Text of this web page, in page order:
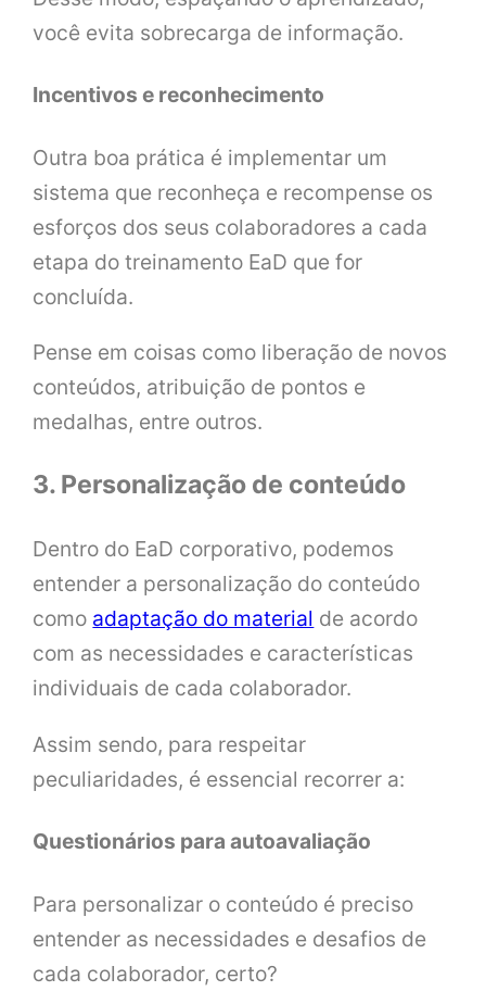
você evita sobrecarga de informação.
Incentivos e reconhecimento
Outra boa prática é implementar um
sistema que reconheça e recompense os
esforços dos seus colaboradores a cada
etapa do treinamento EaD que for
concluída.
Pense em coisas como liberação de novos
conteúdos, atribuição de pontos e
medalhas, entre outros.
3. Personalização de conteúdo
Dentro do EaD corporativo, podemos
entender a personalização do conteúdo
como adaptação do material de acordo
com as necessidades e características
individuais de cada colaborador.
Assim sendo, para respeitar
peculiaridades, é essencial recorrer a:
Questionários para autoavaliação
Para personalizar o conteúdo é preciso
entender as necessidades e desafios de
cada colaborador, certo?